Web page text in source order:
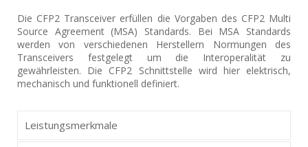
Die CFP2 Transceiver erfüllen die Vorgaben des CFP2 Multi
Source Agreement (MSA) Standards. Bei MSA Standards
werden von verschiedenen Herstellern Normungen des
Transceivers festgelegt um die Interoperalität zu
gewährleisten. Die CFP2 Schnittstelle wird hier elektrisch,
mechanisch und funktionell definiert.
Leistungsmerkmale